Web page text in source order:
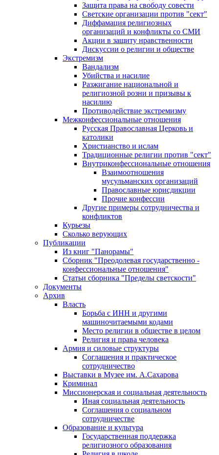
Защита права на свободу совести
Светские организации против "сект"
Диффамация религиозных
организаций и конфликты со СМИ
Акции в защиту нравственности
Дискуссии о религии и обществе
Экстремизм
Вандализм
Убийства и насилие
Разжигание национальной и
религиозной розни и призывы к
насилию
Противодействие экстремизму
Межконфессиональные отношения
Русская Православная Церковь и
католики
Христианство и ислам
Традиционные религии против "сект"
Внутриконфессиональные отношения
Взаимоотношения
мусульманских организаций
Православные юрисдикции
Прочие конфессии
Другие примеры сотрудничества и
конфликтов
Курьезы
Сколько верующих
Публикации
Из книг "Панорамы"
Сборник "Преодолевая государственно -
конфессиональные отношения"
Статьи сборника "Пределы светскости"
Документы
Архив
Власть
Борьба с ИНН и другими
машиночитаемыми кодами
Место религии в обществе в целом
Религия и права человека
Армия и силовые структуры
Соглашения и практическое
сотрудничество
Выставки в Музее им. А.Сахарова
Криминал
Миссионерская и социальная деятельность
Иная социальная деятельность
Соглашения о социальном
сотрудничестве
Образование и культура
Государственная поддержка
религиозного образования